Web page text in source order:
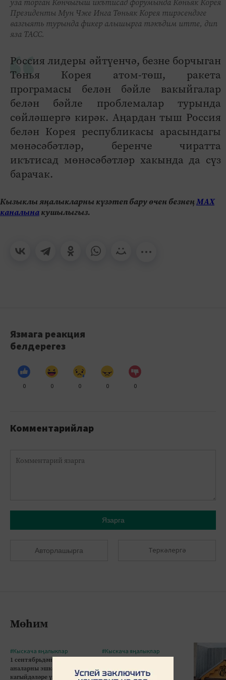
уза торган Көнчыгыш икътисад форумында Көньяк Корея
Президенты Мун Чже Инга Төньяк Корея тирәсендәге
вазгыять турында фикер алышырга тәкъдим итте, дип
яза ТАСС.
Россия лидеры әйтүенчә, безне борчыган
Төнья Корея атом-төш, ракета
програмасы белән бәйле вакыйгалар
белән бәйле проблемалар турында
сөйләшергә кирәк. Аңардан тыш Россия
белән Корея республикасы арасындагы
мөнәсәбәтләр, беренче чиратта
икътисад мөнәсәбәтләр хакында да сүз
барачак.
Кызыклы яңалыкларны күзәтеп бару өчен безнеңМАХ
каналынакушылыгыз.
Язмага реакция
белдерегез
0 0 0 0 0
Комментарийлар
Язарга
Авторлашырга Теркәлергә
Мөһим
#Кыскача яңалыклар
1 сентябрьдән балалы
аналарны эшкә алу
кагыйдәләре үзгәрә:
#Кыскача яңалыклар